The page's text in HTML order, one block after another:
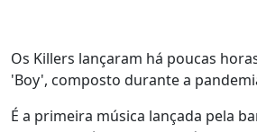
Os Killers lançaram há poucas
'Boy', composto durante a
É a primeira música lançada pela